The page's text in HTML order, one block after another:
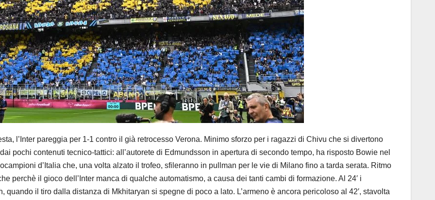
l’Inter pareggia per 1-1 contro il già retrocesso Verona. Minimo sforzo per i ragazzi di Chivu che si divertono
pochi contenuti tecnico-tattici: all’autorete di Edmundsson in apertura di secondo tempo, ha risposto Bowie nel
d’Italia che, una volta alzato il trofeo, sfileranno in pullman per le vie di Milano fino a tarda serata. Ritmo
perchè il gioco dell’Inter manca di qualche automatismo, a causa dei tanti cambi di formazione. Al 24′ i
il tiro dalla distanza di Mkhitaryan si spegne di poco a lato. L’armeno è ancora pericoloso al 42′, stavolta